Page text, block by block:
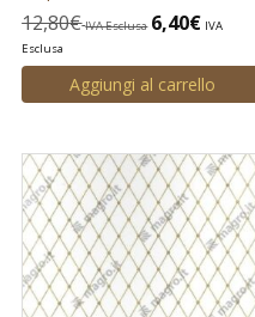
12,80€ IVA Esclusa 6,40€ IVA
Esclusa
Aggiungi al carrello